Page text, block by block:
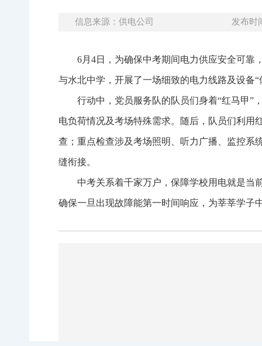
信息来源：供电公司 发布时
6月4日，为确保中考期间电力供应安全可靠
与水北中学，开展了一场细致的电力线路及设备“
行动中，党员服务队的队员们身着“红马甲”
电负荷情况及考场特殊需求。随后，队员们利用
查；重点检查涉及考场照明、听力广播、监控系
缝衔接。
中考关系着千家万户，保障学校用电就是当
确保一旦出现故障能第一时间响应，为莘莘学子